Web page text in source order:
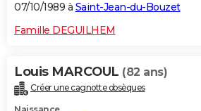
07/10/1989 à Saint-Jean-du-Bouzet
Famille DEGUILHEM
Louis MARCOUL (82 ans)
Créer une cagnotte obsèques